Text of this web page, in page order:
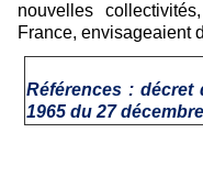
nouvelles
France, envisageaient
Références :décret
1965 du 27